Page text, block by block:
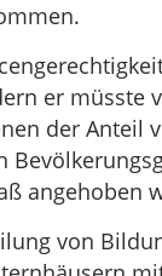
er müsste
der Anteil
angehoben
von